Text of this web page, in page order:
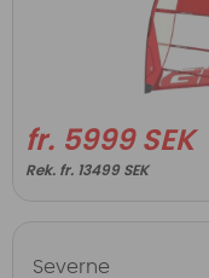
fr. 5999 SEK
fr. 13499 SEK
Severne